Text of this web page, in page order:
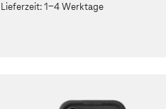
Lieferzeit:1-4 Werktage